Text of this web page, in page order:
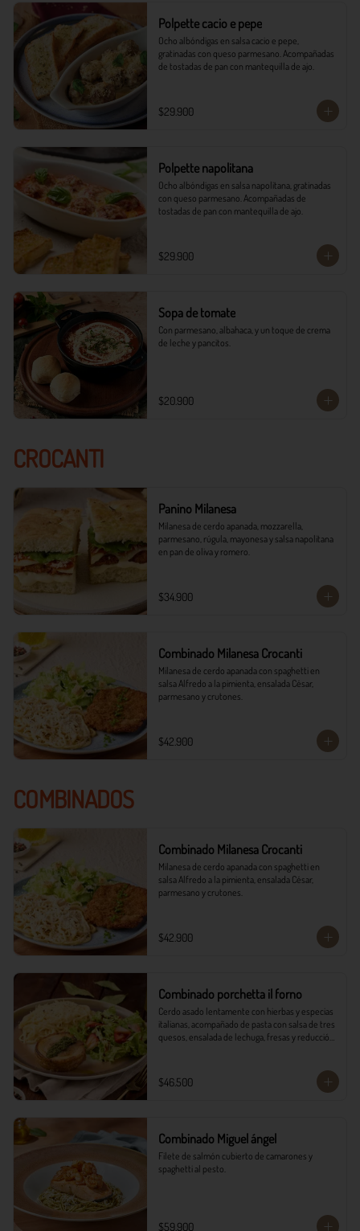
Polpette cacio e pepe
Ocho albóndigas en salsa cacio e pepe,
gratinadas con queso parmesano. Acompañadas
de tostadas de pan con mantequilla de ajo.
$29.900
Polpette napolitana
Ocho albóndigas en salsa napolitana, gratinadas
con queso parmesano. Acompañadas de
tostadas de pan con mantequilla de ajo.
$29.900
Sopa de tomate
Con parmesano, albahaca, y un toque de crema
de leche y pancitos.
$20.900
CROCANTI
Panino Milanesa
Milanesa de cerdo apanada, mozzarella,
parmesano, rúgula, mayonesa y salsa napolitana
en pan de oliva y romero.
$34.900
Combinado Milanesa Crocanti
Milanesa de cerdo apanada con spaghetti en
salsa Alfredo a la pimienta, ensalada César,
parmesano y crutones.
$42.900
COMBINADOS
Combinado Milanesa Crocanti
Milanesa de cerdo apanada con spaghetti en
salsa Alfredo a la pimienta, ensalada César,
parmesano y crutones.
$42.900
Combinado porchetta il forno
Cerdo asado lentamente con hierbas y especias
italianas, acompañado de pasta con salsa de tres
quesos, ensalada de lechuga, fresas y reducción
$46.500
Combinado Miguel ángel
Filete de salmón cubierto de camarones y
spaghetti al pesto.
$59.900